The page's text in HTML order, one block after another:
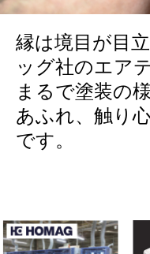
縁は境目が目
ッグ社のエア
まるで塗装の
あふれ、触り
です。